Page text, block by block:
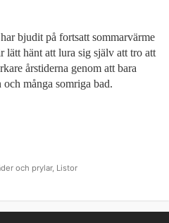
bjudit på fortsatt sommarvärme
lätt hänt att lura sig själv att tro att
årstiderna genom att bara
många somriga bad.
och prylar, Listor